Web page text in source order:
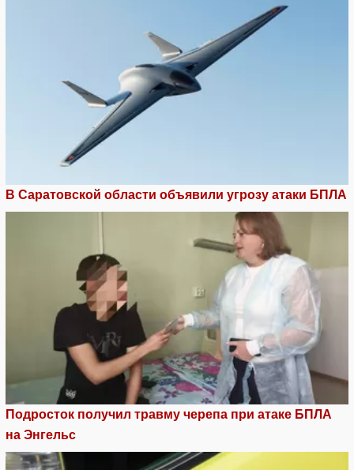
В Саратовской области объявили угрозу атаки БПЛА
Подросток получил травму черепа при атаке БПЛА
на Энгельс